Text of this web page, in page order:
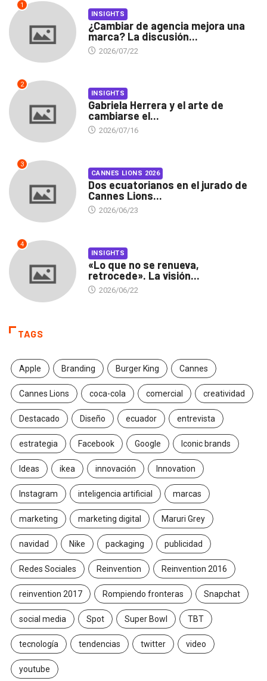
1
INSIGHTS
¿Cambiar de agencia mejora una
marca? La discusión...
2026/07/22
2
INSIGHTS
Gabriela Herrera y el arte de
cambiarse el...
2026/07/16
3
CANNES LIONS 2026
Dos ecuatorianos en el jurado de
Cannes Lions...
2026/06/23
4
INSIGHTS
«Lo que no se renueva,
retrocede». La visión...
2026/06/22
TAGS
Apple Branding Burger King Cannes
Cannes Lions coca-cola comercial creatividad
Destacado Diseño ecuador entrevista
estrategia Facebook Google Iconic brands
Ideas ikea innovación Innovation
Instagram inteligencia artificial marcas
marketing marketing digital Maruri Grey
navidad Nike packaging publicidad
Redes Sociales Reinvention Reinvention 2016
reinvention 2017 Rompiendo fronteras Snapchat
social media Spot Super Bowl TBT
tecnología tendencias twitter video
youtube